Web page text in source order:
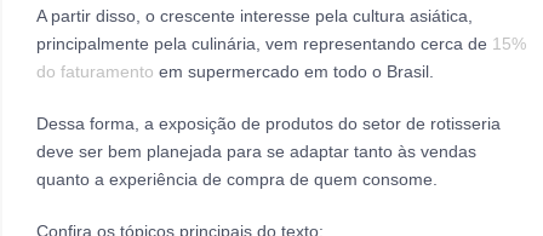
A partir disso, o crescente interesse pela cultura asiática,
principalmente pela culinária, vem representando cerca de 15%
do faturamento em supermercado em todo o Brasil.
Dessa forma, a exposição de produtos do setor de rotisseria
deve ser bem planejada para se adaptar tanto às vendas
quanto a experiência de compra de quem consome.
Confira os tópicos principais do texto: